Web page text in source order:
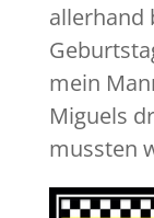
allerhand
mein
Miguels
mussten